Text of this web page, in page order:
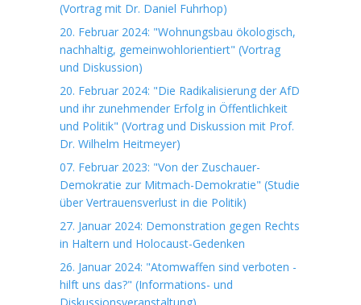
(Vortrag mit Dr. Daniel Fuhrhop)
20. Februar 2024: "Wohnungsbau ökologisch,
nachhaltig, gemeinwohlorientiert" (Vortrag
und Diskussion)
20. Februar 2024: "Die Radikalisierung der AfD
und ihr zunehmender Erfolg in Öffentlichkeit
und Politik" (Vortrag und Diskussion mit Prof.
Dr. Wilhelm Heitmeyer)
07. Februar 2023: "Von der Zuschauer-
Demokratie zur Mitmach-Demokratie" (Studie
über Vertrauensverlust in die Politik)
27. Januar 2024: Demonstration gegen Rechts
in Haltern und Holocaust-Gedenken
26. Januar 2024: "Atomwaffen sind verboten -
hilft uns das?" (Informations- und